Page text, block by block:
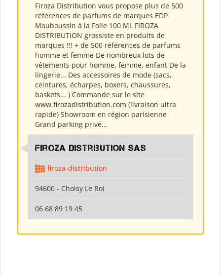
Firoza Distribution vous propose plus de 500
références de parfums de marques EDP
Mauboussin à la Folie 100 ML FIROZA
DISTRIBUTION grossiste en produits de
marques !!! + de 500 références de parfums
homme et femme De nombreux lots de
vêtements pour homme, femme, enfant De la
lingerie... Des accessoires de mode (sacs,
ceintures, écharpes, boxers, chaussures,
baskets... ) Commande sur le site
www.firozadistribution.com (livraison ultra
rapide) Showroom en région parisienne
Grand parking privé...
Firoza Distribution SAS
firoza-distribution
94600 - Choisy Le Roi
06 68 89 19 45